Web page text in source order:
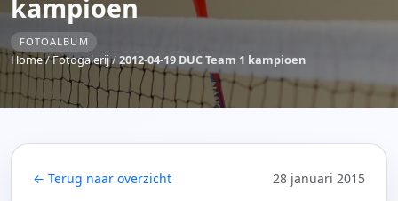
kampioen
FOTOALBUM
Home/Fotogalerij/2012-04-19 DUC Team 1 kampioen
← Terug naar overzicht 28 januari 2015